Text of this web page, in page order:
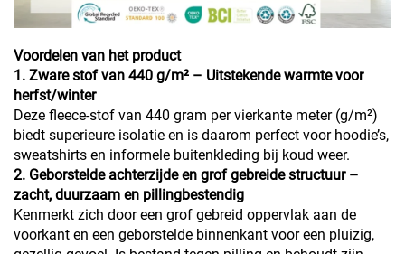
Voordelen van het product
1. Zware stof van 440 g/m² – Uitstekende warmte voor
herfst/winter
Deze fleece-stof van 440 gram per vierkante meter (g/m²)
biedt superieure isolatie en is daarom perfect voor hoodie’s,
sweatshirts en informele buitenkleding bij koud weer.
2. Geborstelde achterzijde en grof gebreide structuur –
zacht, duurzaam en pillingbestendig
Kenmerkt zich door een grof gebreid oppervlak aan de
voorkant en een geborstelde binnenkant voor een pluizig,